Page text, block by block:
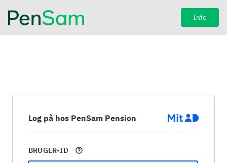
Log på hos PenSam Pension
BRUGER-ID
Info